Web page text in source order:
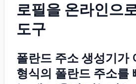
로필을 온라인으
도구
폴란드 주소 생성기가
형식의 폴란드 주소를